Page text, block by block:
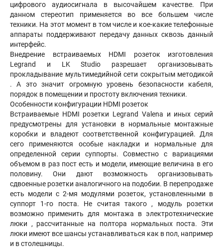
цифрового аудиосигнала в высочайшем качестве. При
данном стереотип применяется во все большем числе
техники. На этот момент в том числе и кое-какие телефонные
аппараты поддерживают передачу данных сквозь данный
интерфейс.
Внедрение встраиваемых HDMI розеток изготовления
Legrand и LK Studio разрешает организовывать
прокладывание мультимедийной сети сокрытым методикой
. А это значит огромную уровень безопасности кабеля,
порядок в помещении и простоту включения техники.
Особенности конфигурации HDMI розеток
Встраиваемые HDMI розетки Legrand Valena и иных серий
предусмотрены для установки в нормальные монтажные
коробки и владеют соответственной конфигурацией. Для
сего применяются особые накладки и нормальные для
определенной серии суппорты. Совместно с вариациями
объемом в раз пост есть и модели, имеющие величина в его
половину. Они дают возможность организовывать
сдвоенные розетки аналогичного на подобии. В перепродаже
есть модели с 2-мя модулями розеток, установленными в
суппорт 1-го поста. Не считая такого , модуль розетки
возможно применить для монтажа в электротехнические
люки , рассчитанные на полтора нормальных поста. Эти
люки имеют все шансы устанавливаться как в пол, например
и в столешницы.